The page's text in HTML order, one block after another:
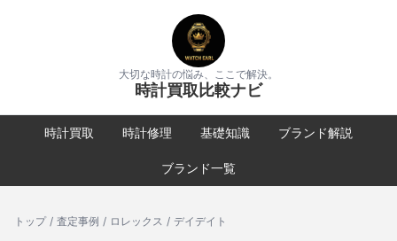
大切な時計の悩み、ここで解決。
時計買取比較ナビ
時計買取 時計修理 基礎知識 ブランド解説
ブランド一覧
トップ / 査定事例 / ロレックス / デイデイト